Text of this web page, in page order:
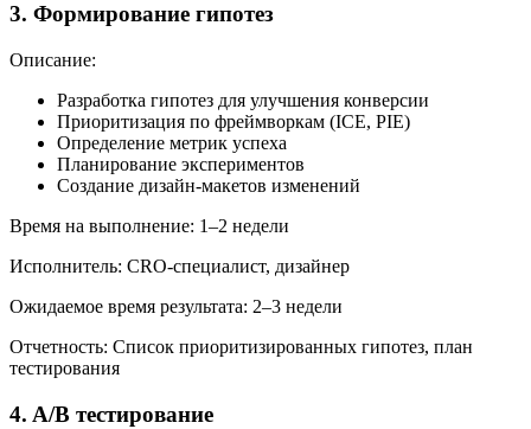
3. Формирование гипотез
Описание:
Разработка гипотез для улучшения конверсии
Приоритизация по фреймворкам (ICE, PIE)
Определение метрик успеха
Планирование экспериментов
Создание дизайн-макетов изменений
Время на выполнение: 1–2 недели
Исполнитель: CRO-специалист, дизайнер
Ожидаемое время результата: 2–3 недели
Отчетность: Список приоритизированных гипотез, план
тестирования
4. A/B тестирование